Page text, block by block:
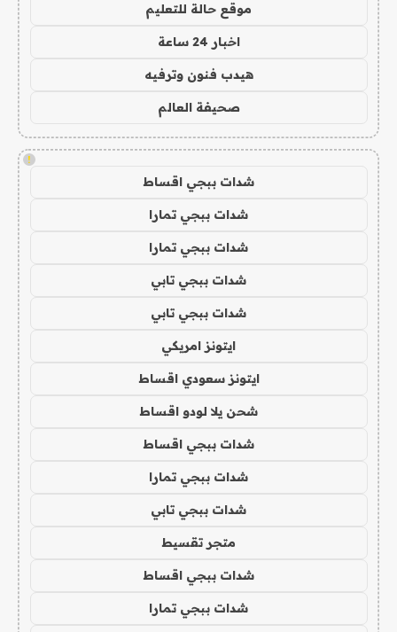
موقع حالة للتعليم
اخبار 24 ساعة
هيدب فنون وترفيه
صحيفة العالم
!
شدات ببجي اقساط
شدات ببجي تمارا
شدات ببجي تمارا
شدات ببجي تابي
شدات ببجي تابي
ايتونز امريكي
ايتونز سعودي اقساط
شحن يلا لودو اقساط
شدات ببجي اقساط
شدات ببجي تمارا
شدات ببجي تابي
متجر تقسيط
شدات ببجي اقساط
شدات ببجي تمارا